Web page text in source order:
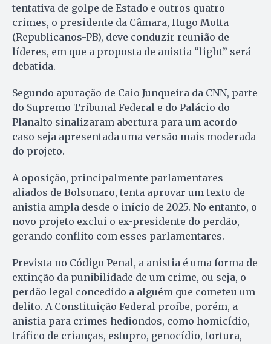
tentativa de golpe de Estado e outros quatro
crimes, o presidente da Câmara, Hugo Motta
(Republicanos-PB), deve conduzir reunião de
líderes, em que a proposta de anistia “light” será
debatida.
Segundo apuração de Caio Junqueira da CNN, parte
do Supremo Tribunal Federal e do Palácio do
Planalto sinalizaram abertura para um acordo
caso seja apresentada uma versão mais moderada
do projeto.
A oposição, principalmente parlamentares
aliados de Bolsonaro, tenta aprovar um texto de
anistia ampla desde o início de 2025. No entanto, o
novo projeto exclui o ex-presidente do perdão,
gerando conflito com esses parlamentares.
Prevista no Código Penal, a anistia é uma forma de
extinção da punibilidade de um crime, ou seja, o
perdão legal concedido a alguém que cometeu um
delito. A Constituição Federal proíbe, porém, a
anistia para crimes hediondos, como homicídio,
tráfico de crianças, estupro, genocídio, tortura,